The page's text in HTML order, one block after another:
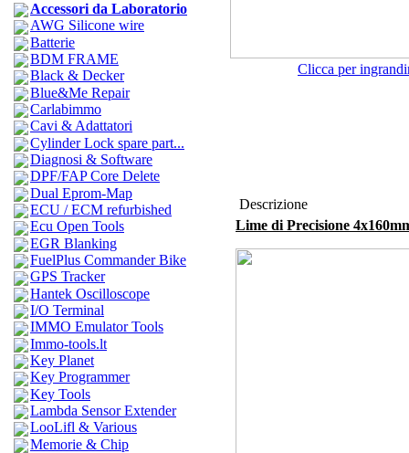
Accessori da Laboratorio
AWG Silicone wire
Batterie
BDM FRAME
Black & Decker
Blue&Me Repair
Carlabimmo
Cavi & Adattatori
Cylinder Lock spare part...
Diagnosi & Software
DPF/FAP Core Delete
Dual Eprom-Map
ECU / ECM refurbished
Ecu Open Tools
EGR Blanking
FuelPlus Commander Bike
GPS Tracker
Hantek Oscilloscope
I/O Terminal
IMMO Emulator Tools
Immo-tools.lt
Key Planet
Key Programmer
Key Tools
Lambda Sensor Extender
LooLifl & Various
Memorie & Chip
Clicca per
Descrizione
Lime di Precisione